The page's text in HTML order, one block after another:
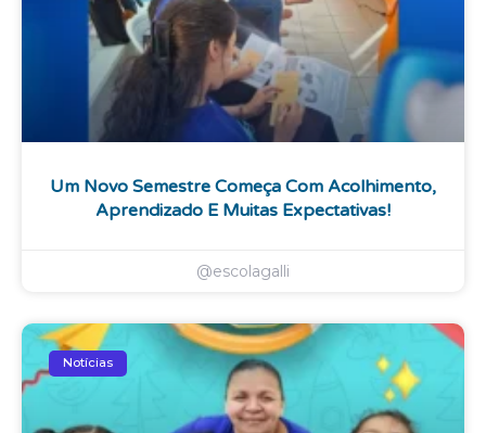
Um Novo Semestre Começa Com Acolhimento,
Aprendizado E Muitas Expectativas!
@escolagalli
Notícias